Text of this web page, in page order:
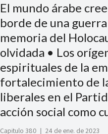
El mundo árabe
borde de una
memoria del
olvidada • Los
espirituales de la
fortalecimiento de
liberales en el
acción social como
Capitulo 380 | 24 de ene. de 2023